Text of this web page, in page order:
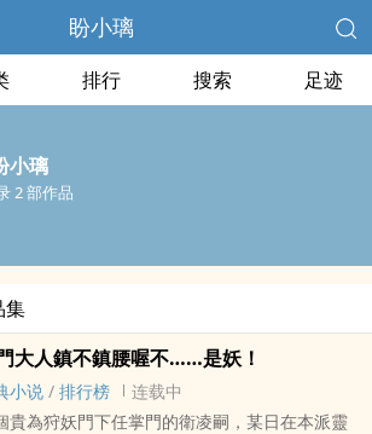
盼小璃
排行 搜索 足迹
小璃
2 部作品
集
大人鎮不鎮腰喔不……是妖！
小说 / 排行榜
连载中
貴為狩妖門下任掌門的衛凌嗣，某日在本派靈